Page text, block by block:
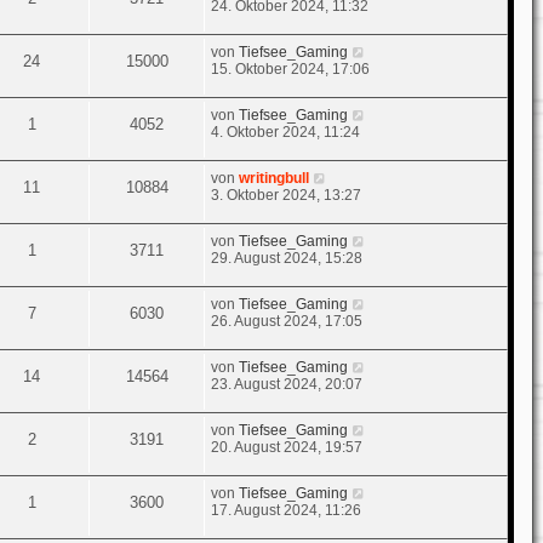
24. Oktober 2024, 11:32
24 15000 vonTiefsee_Gaming
15. Oktober 2024, 17:06
1 4052 vonTiefsee_Gaming
4. Oktober 2024, 11:24
11 10884 vonwritingbull
3. Oktober 2024, 13:27
1 3711 vonTiefsee_Gaming
29. August 2024, 15:28
7 6030 vonTiefsee_Gaming
26. August 2024, 17:05
14 14564 vonTiefsee_Gaming
23. August 2024, 20:07
2 3191 vonTiefsee_Gaming
20. August 2024, 19:57
1 3600 vonTiefsee_Gaming
17. August 2024, 11:26